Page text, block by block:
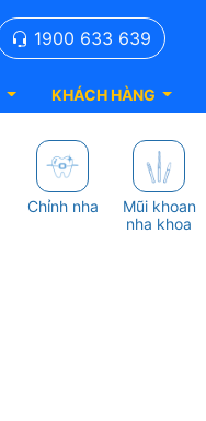
1900 633 639
KHÁCH HÀNG
Chỉnh nha
Mũi khoan
nha khoa